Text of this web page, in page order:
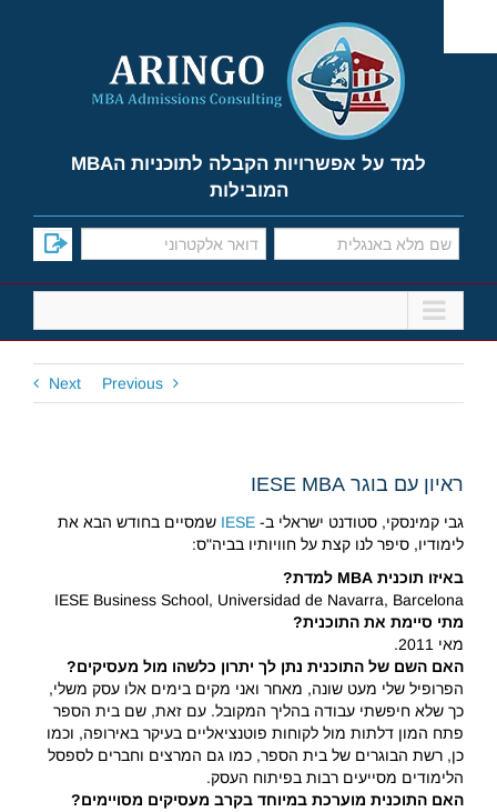
content
למד על אפשרויות הקבלה לתוכניות הMBA
המובילות
Previous
Next
ראיון עם בוגר IESE MBA
גבי קמינסקי, סטודנט ישראלי ב- IESE שמסיים בחודש הבא את
לימודיו, סיפר לנו קצת על חוויותיו בביה"ס:
באיזו תוכנית MBA למדת?
IESE Business School, Universidad de Navarra, Barcelona
מתי סיימת את התוכנית?
מאי 2011.
האם השם של התוכנית נתן לך יתרון כלשהו מול מעסיקים?
הפרופיל שלי מעט שונה, מאחר ואני מקים בימים אלו עסק משלי,
כך שלא חיפשתי עבודה בהליך המקובל. עם זאת, שם בית הספר
פתח המון דלתות מול לקוחות פוטנציאליים בעיקר באירופה, וכמו
כן, רשת הבוגרים של בית הספר, כמו גם המרצים וחברים לספסל
הלימודים מסייעים רבות בפיתוח העסק.
האם התוכנית מוערכת במיוחד בקרב מעסיקים מסויימים?